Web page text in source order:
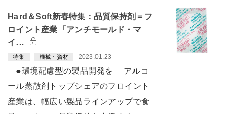
Hard＆Soft新春特集：品質保持剤＝フ
ロイント産業「アンチモールド・マ
イ…
特集 機械・資材 2023.01.23
●環境配慮型の製品開発を アルコ
ール蒸散剤トップシェアのフロイント
産業は、幅広い製品ラインアップで食